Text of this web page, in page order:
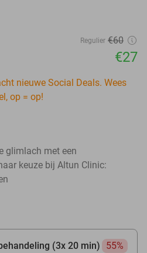
Regulier €60
€27
nieuwe Social Deals. Wees
op = op!
glimlach met een
keuze bij Altun Clinic:
(3x 20 min)
55%